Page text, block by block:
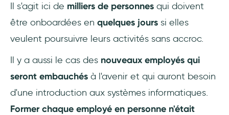
Il s'agit ici de milliers de personnes qui doivent
être onboardées en quelques jours si elles
veulent poursuivre leurs activités sans accroc.
Il y a aussi le cas des nouveaux employés qui
seront embauchés à l'avenir et qui auront besoin
d'une introduction aux systèmes informatiques.
Former chaque employé en personne n'était